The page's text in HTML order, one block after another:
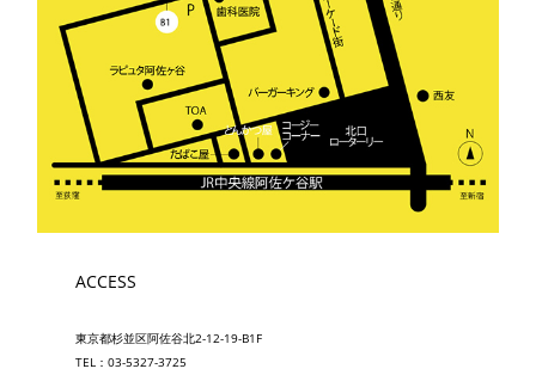
ACCESS
東京都杉並区阿佐谷北2-12-19-B1F
TEL：03-5327-3725